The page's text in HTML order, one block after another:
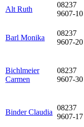
Alt Ruth
08237
9607-10
Barl Monika
08237
9607-20
Bichlmeier
Carmen
08237
9607-30
Binder Claudia
08237
9607-17